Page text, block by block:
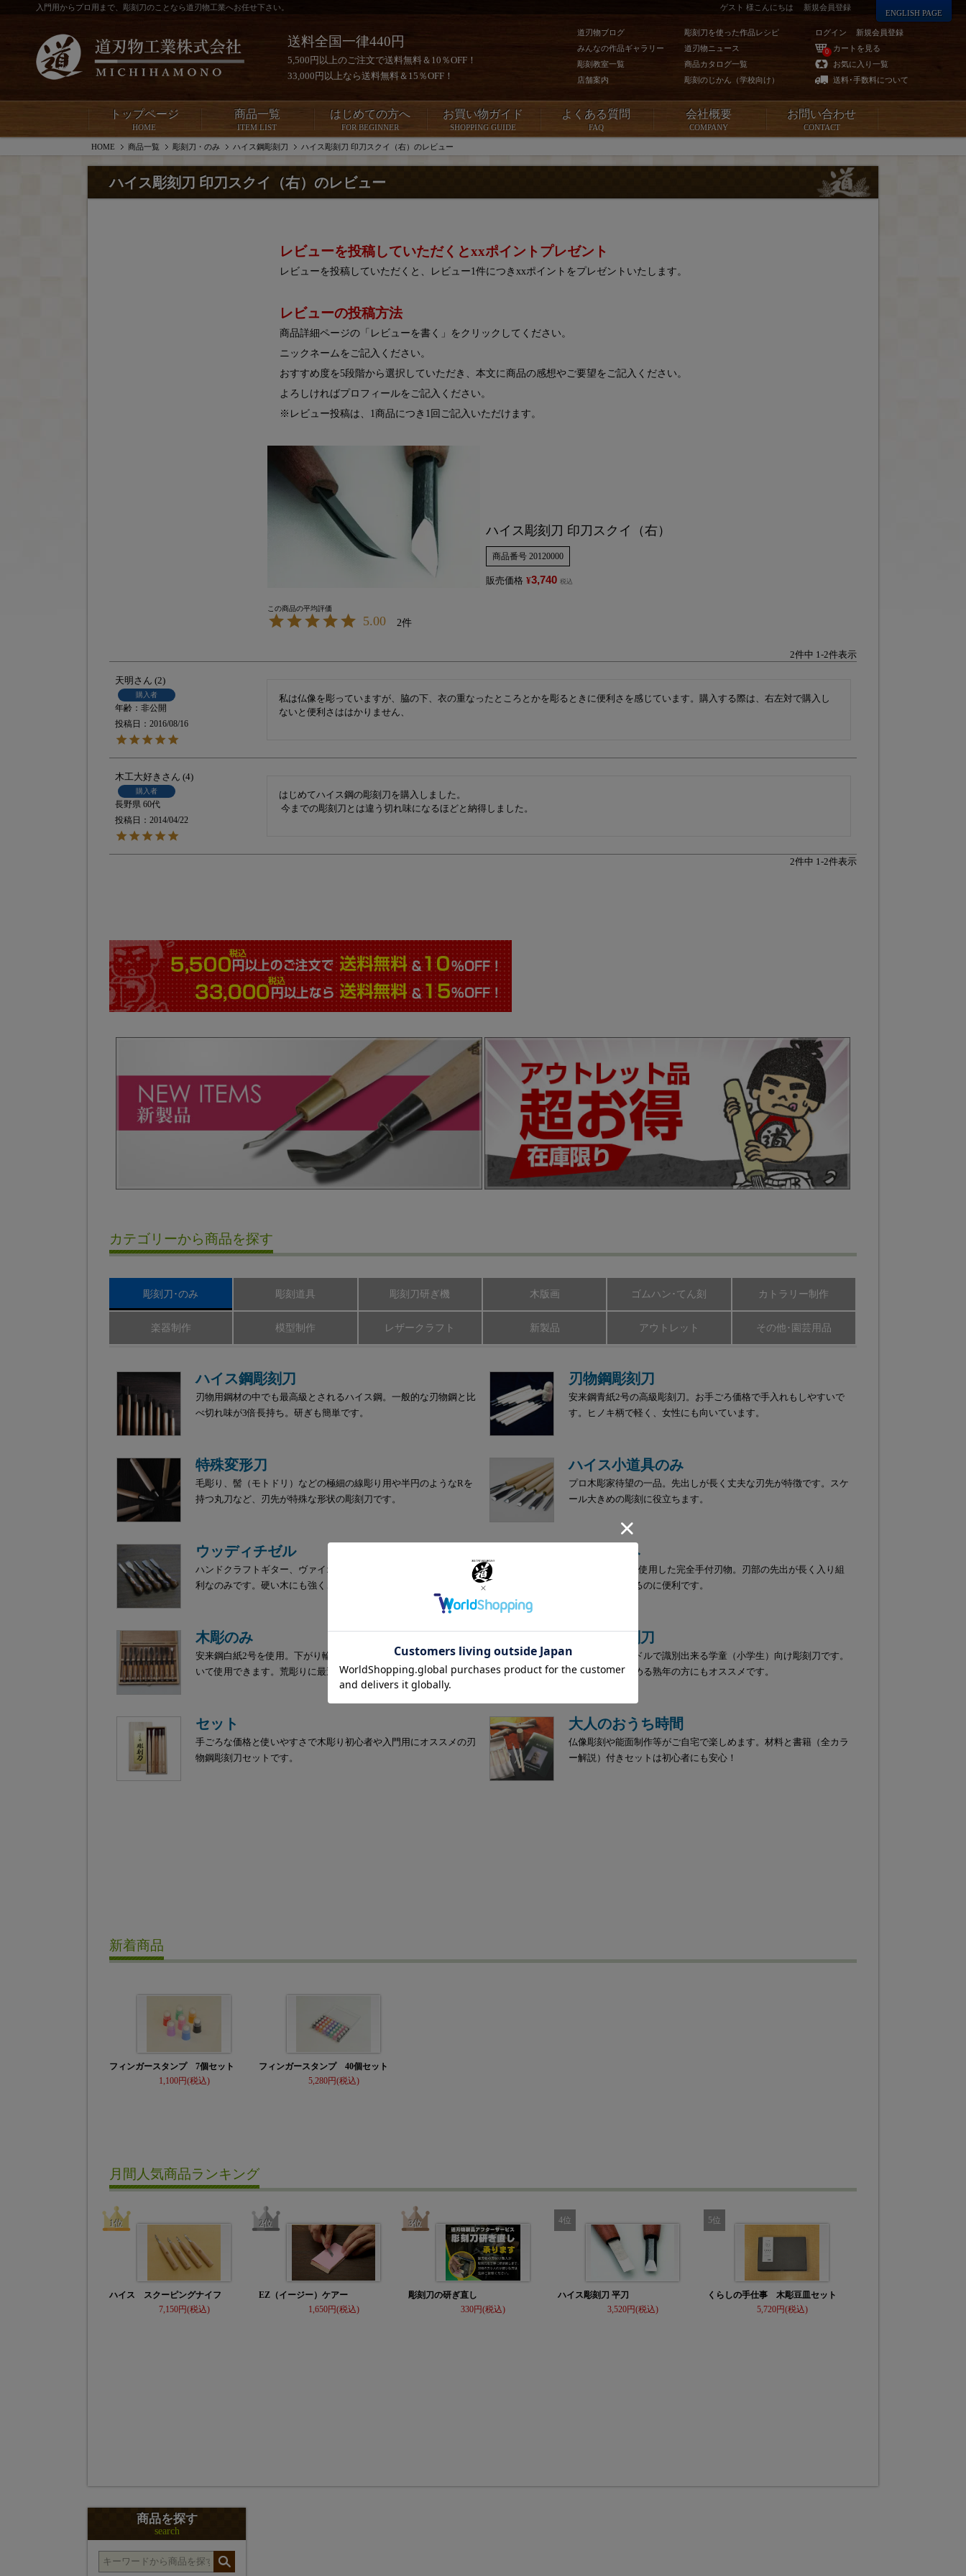
入門用からプロ用まで、彫刻刀のことなら道刃物工業へお任せ下さい。
送料全国一律440円
5,500円以上のご注文で送料無料＆10％OFF！
33,000円以上なら送料無料＆15％OFF！
道刃物ブログ
みんなの作品ギャラリー
彫刻教室一覧
店舗案内
彫刻刀を使った作品レシピ
道刃物ニュース
商品カタログ一覧
彫刻のじかん（学校向け）
ログイン 新規会員登録
0
カートを見る
お気に入り一覧
送料･手数料について
ゲスト 様こんにちは 新規会員登録
ENGLISH PAGE
トップページ
HOME
商品一覧
ITEM LIST
はじめての方へ
FOR BEGINNER
お買い物ガイド
SHOPPING GUIDE
よくある質問
FAQ
会社概要
COMPANY
お問い合わせ
CONTACT
HOME 商品一覧 彫刻刀・のみ ハイス鋼彫刻刀 ハイス彫刻刀 印刀スクイ（右）のレビュー
ハイス彫刻刀 印刀スクイ（右）のレビュー
レビューを投稿していただくとxxポイントプレゼント
レビューを投稿していただくと、レビュー1件につきxxポイントをプレゼントいたします。
レビューの投稿方法
商品詳細ページの「レビューを書く」をクリックしてください。
ニックネームをご記入ください。
おすすめ度を5段階から選択していただき、本文に商品の感想やご要望をご記入ください。
よろしければプロフィールをご記入ください。
※レビュー投稿は、1商品につき1回ご記入いただけます。
ハイス彫刻刀 印刀スクイ（右）
商品番号 20120000
販売価格 ¥3,740 税込
5.00 2
2件中 1 -2件表示
天明 2
購入者
非公開
投稿日
2016/08/16
私は仏像を彫っていますが、脇の下、衣の重なったところとかを彫るときに便利さを感じています。購入する際は、右左対で購入し
ないと便利さははかりません、
木工大好き 4
購入者
長野県 60代
投稿日
2014/04/22
はじめてハイス鋼の彫刻刀を購入しました。
今までの彫刻刀とは違う切れ味になるほどと納得しました。
2件中 1 -2件表示
カテゴリーから商品を探す
彫刻刀･のみ 彫刻道具 彫刻刀研ぎ機 木版画 ゴムハン･てん刻 カトラリー制作
楽器制作 模型制作 レザークラフト 新製品 アウトレット その他･園芸用品
ハイス鋼彫刻刀
刃物用鋼材の中でも最高級とされるハイス鋼。一般的な刃物鋼と比
べ切れ味が3倍長持ち。研ぎも簡単です。
刃物鋼彫刻刀
安来鋼青紙2号の高級彫刻刀。お手ごろ価格で手入れもしやすいで
す。ヒノキ柄で軽く、女性にも向いています。
特殊変形刀
毛彫り、髻（モトドリ）などの極細の線彫り用や半円のようなRを
持つ丸刀など、刃先が特殊な形状の彫刻刀です。
ハイス小道具のみ
プロ木彫家待望の一品。先出しが長く丈夫な刃先が特徴です。スケ
ール大きめの彫刻に役立ちます。
ウッディチゼル
ハンドクラフトギター、ヴァイオリンなど楽器制作や木工作業に便
利なのみです。硬い木にも強く、刃持ちも抜群です。
小細工のみ
安来鋼白紙2号を使用した完全手付刃物。刃部の先出が長く入り組
んだところを削るのに便利です。
木彫のみ
安来鋼白紙2号を使用。下がり輪がついているので玄能、木槌で叩
いて使用できます。荒彫りに最適です。
学童用彫刻刀
カラフルなハンドルで識別出来る学童（小学生）向け彫刻刀です。
新たに木彫を始める熟年の方にもオススメです。
セット
手ごろな価格と使いやすさで木彫り初心者や入門用にオススメの刃
物鋼彫刻刀セットです。
大人のおうち時間
仏像彫刻や能面制作等がご自宅で楽しめます。材料と書籍（全カラ
ー解説）付きセットは初心者にも安心！
新着商品
フィンガースタンプ 7個セット
1,100
フィンガースタンプ 40個セット
5,280
月間人気商品ランキング
ハイス スクーピングナイフ
7,150
EZ（イージー）ケアー
1,650
彫刻刀の研ぎ直し
330
ハイス彫刻刀 平刀
3,520
くらしの手仕事 木彫豆皿セット
5,720
商品を探す
search